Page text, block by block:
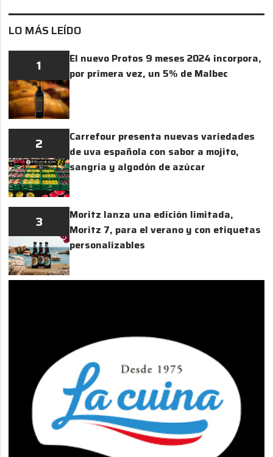
LO MÁS LEÍDO
1
El nuevo Protos 9 meses 2024 incorpora,
por primera vez, un 5% de Malbec
2
Carrefour presenta nuevas variedades
de uva española con sabor a mojito,
sangría y algodón de azúcar
3
Moritz lanza una edición limitada,
Moritz 7, para el verano y con etiquetas
personalizables